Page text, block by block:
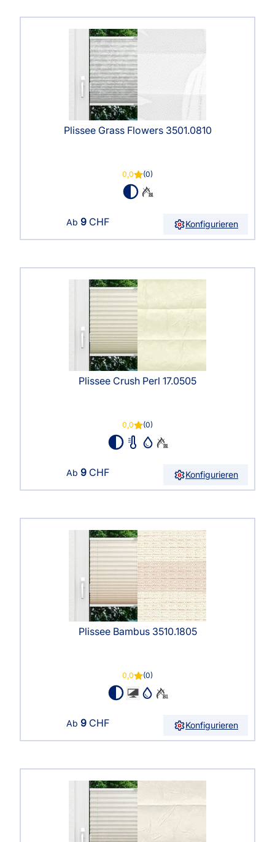
Plissee Grass Flowers 3501.0810
0,0 (0)
Ab 9 CHF Konfigurieren
Plissee Crush Perl 17.0505
0,0 (0)
Ab 9 CHF Konfigurieren
Plissee Bambus 3510.1805
0,0 (0)
Ab 9 CHF Konfigurieren